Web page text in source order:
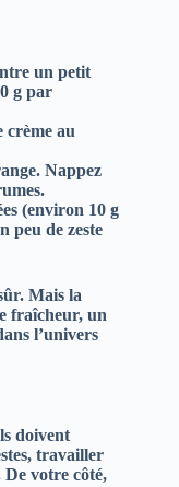
un petit
g par
crème au
Nappez
(environ 10 g
peu de zeste
Mais la
fraîcheur, un
l’univers
doivent
travailler
votre côté,